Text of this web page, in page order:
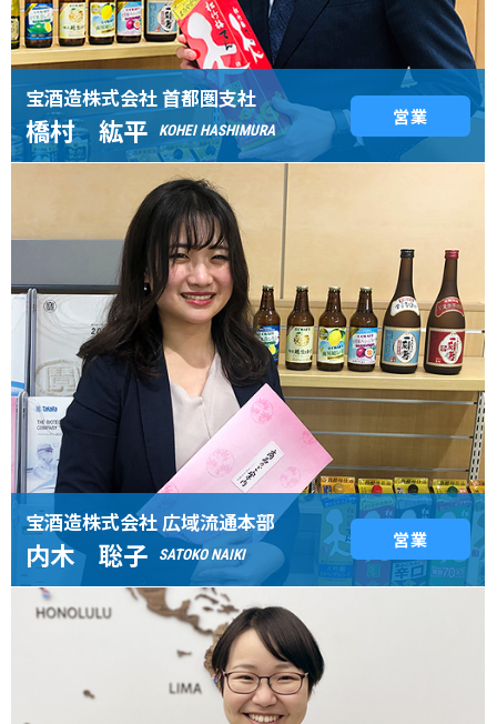
宝酒造株式会社 首都圏支社
橋村 紘平 KOHEI HASHIMURA
営業
宝酒造株式会社 広域流通本部
内木 聡子 SATOKO NAIKI
営業